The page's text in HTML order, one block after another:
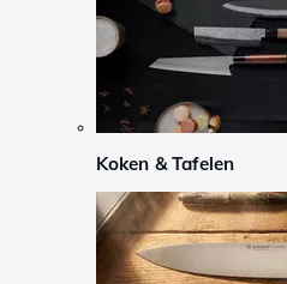
Koken & Tafelen